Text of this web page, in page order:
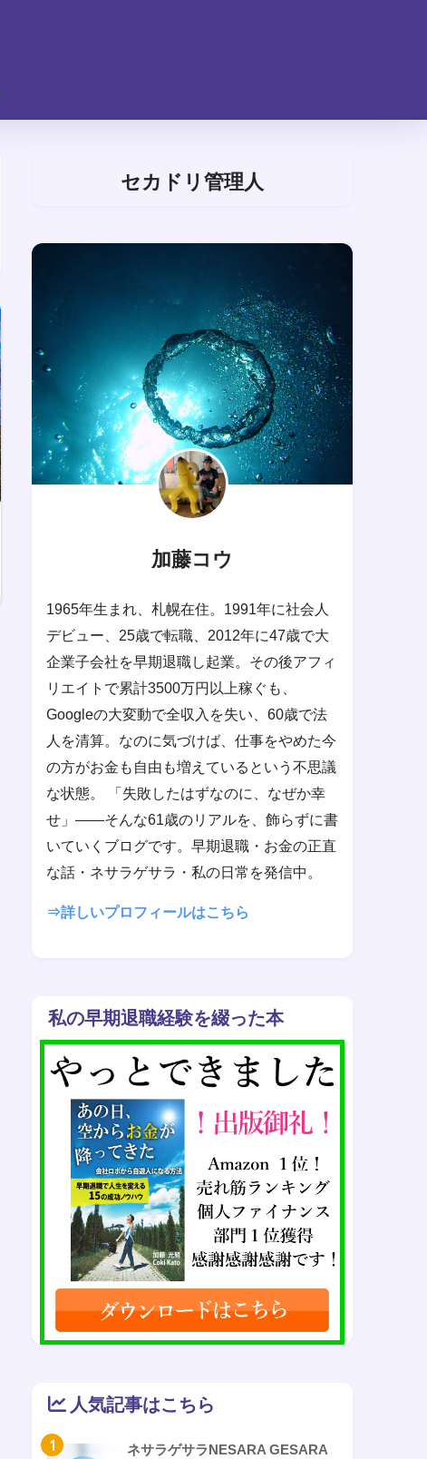
セカドリ管理人
加藤コウ
1965年生まれ、札幌在住。1991年に社会人
デビュー、25歳で転職、2012年に47歳で大
企業子会社を早期退職し起業。その後アフィ
リエイトで累計3500万円以上稼ぐも、
Googleの大変動で全収入を失い、60歳で法
人を清算。なのに気づけば、仕事をやめた今
の方がお金も自由も増えているという不思議
な状態。 「失敗したはずなのに、なぜか幸
せ」——そんな61歳のリアルを、飾らずに書
いていくブログです。早期退職・お金の正直
な話・ネサラゲサラ・私の日常を発信中。
⇒詳しいプロフィールはこちら
私の早期退職経験を綴った本
人気記事はこちら
1
ネサラゲサラNESARA GESARA